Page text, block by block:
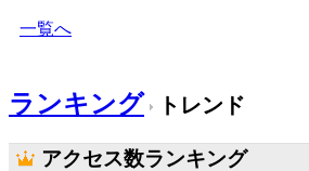
一覧へ
ランキング トレンド
アクセス数ランキング